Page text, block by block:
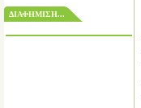
ΔΙΑΦΗΜΙΣΗ...